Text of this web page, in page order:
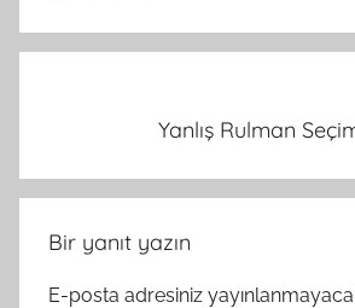
Yanlış Rulman
Bir yanıt yazın
E-posta adresiniz